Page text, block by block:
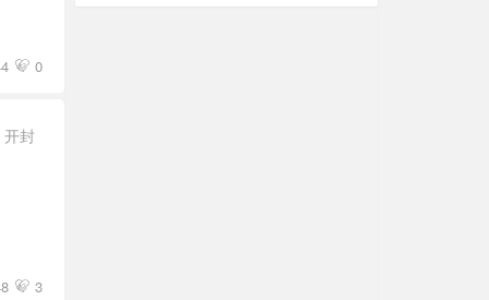
0
开封
3